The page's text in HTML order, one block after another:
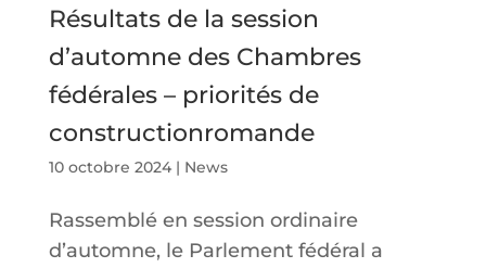
Résultats de la session
d’automne des Chambres
fédérales – priorités de
constructionromande
10 octobre 2024| News
Rassemblé en session ordinaire
d’automne, le Parlement fédéral a